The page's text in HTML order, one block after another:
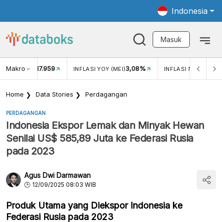
Indonesia
Masuk
Makro
17.959 INFLASI YOY (MEI)3,08% INFLASI MOM (MEI) 0,28%
Home Data Stories Perdagangan
PERDAGANGAN
Indonesia Ekspor Lemak dan Minyak Hewan
Senilai US$ 585,89 Juta ke Federasi Rusia
pada 2023
Agus Dwi Darmawan
12/09/2025 08:03 WIB
Produk Utama yang Diekspor Indonesia ke
Federasi Rusia pada 2023